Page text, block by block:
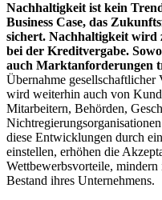
Nachhaltigkeit ist kein
Business Case, das
sichert. Nachhaltigkeit wird
bei der Kreditvergabe.
auch Marktanforderungen
Übernahme
wird weiterhin auch von
Mitarbeitern, Behörden,
diese Entwicklungen durch
einstellen, erhöhen die
Wettbewerbsvorteile,
Bestand ihres Unternehmens.